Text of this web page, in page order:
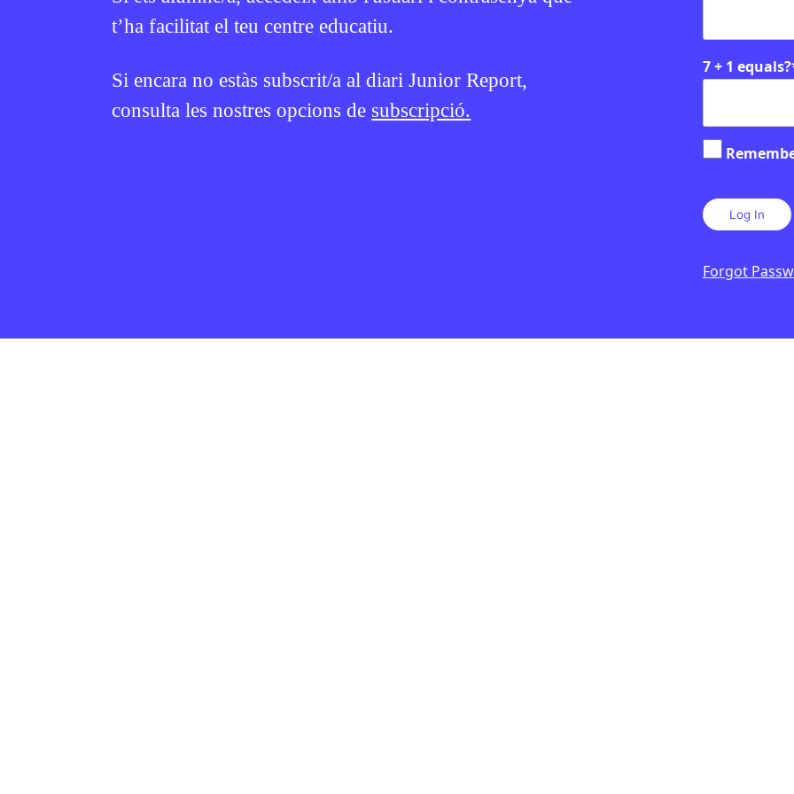
t’ha facilitat el teu centre educatiu.
Si encara no estàs subscrit/a al diari Junior Report,
consulta les nostres opcions de subscripció.
7 + 1 equals?
Forgot